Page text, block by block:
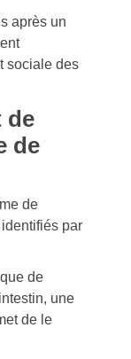
après un
sociale des
de
de
de
identifiés par
de
une
de le